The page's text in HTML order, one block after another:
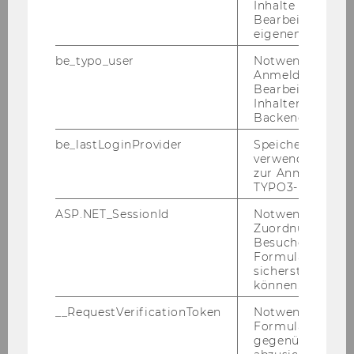
von der langen Nacht der Forschung 2024
ZU­RÜCK ZUM EVENT-​ARCHIV
Inhalte oder zur
Bearbeitung des
eigenen Profils.
be_typo_user
Notwendig für
Anmeldung und
Bearbeitung von
Inhalten im
Backend.
be_lastLoginProvider
Speichert die
verwendete
zur Anmeldung
TYPO3-Backend.
ASP.NET_SessionId
Notwendig, um
Zuordnung von
Besucher zu
sicherstellen zu
können.
__RequestVerificationToken
Notwendig, um
gegenüber